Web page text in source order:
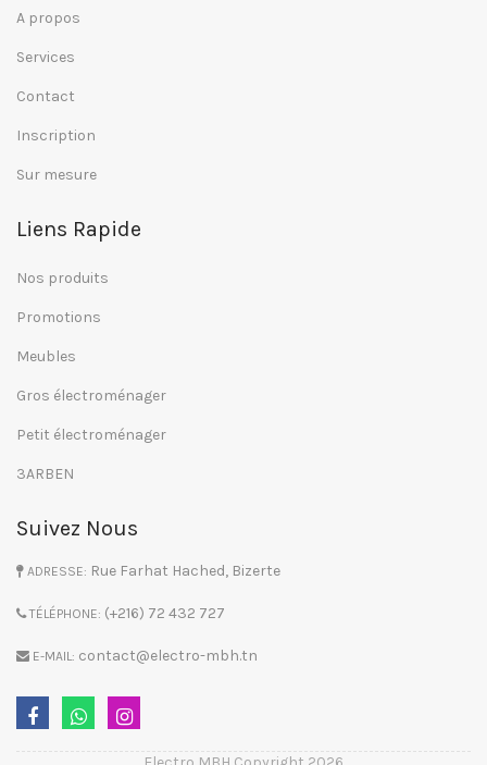
A propos
Services
Contact
Inscription
Sur mesure
Liens Rapide
Nos produits
Promotions
Meubles
Gros électroménager
Petit électroménager
3ARBEN
Suivez Nous
ADRESSE: Rue Farhat Hached, Bizerte
TÉLÉPHONE: (+216) 72 432 727
E-MAIL: contact@electro-mbh.tn